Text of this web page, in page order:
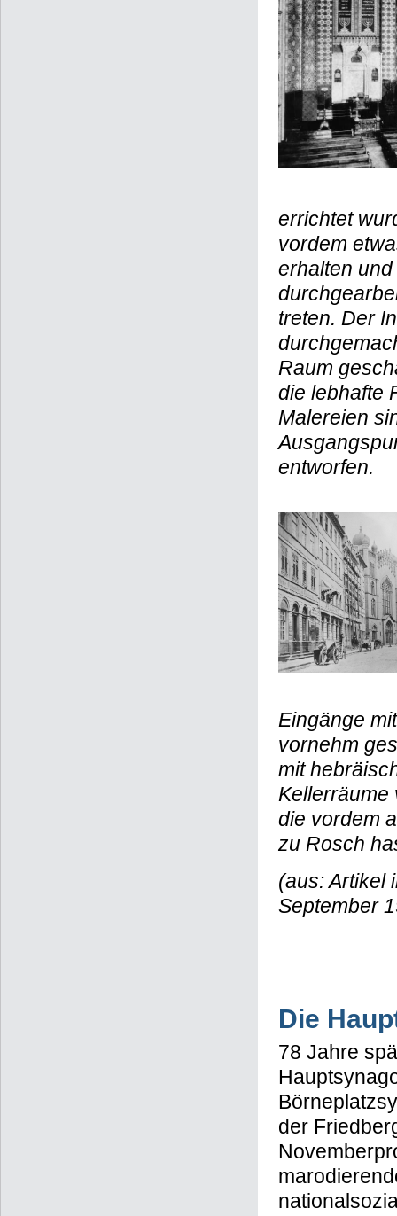
errichtet
vordem
erhalten
treten. Der
Raum
die lebhafte
Malereien
entworfen.
Eingänge
vornehm
mit
Kellerräume
die vordem
zu Rosch
(aus: Artikel
September
Die
78 Jahre
der